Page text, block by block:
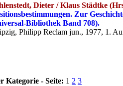
Dieter / Klaus Städtke
Zur
Bibliothek Band 708).
Philipp Reclam jun., 1977, 1.
Kategorie - Seite: 1 2 3